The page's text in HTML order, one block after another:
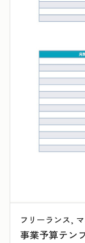
フリーランス,
事業予算テン